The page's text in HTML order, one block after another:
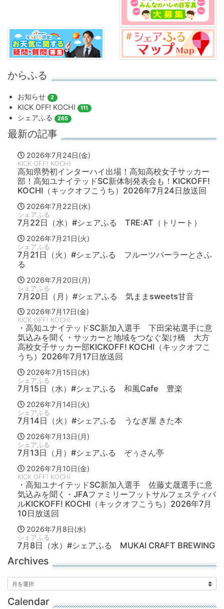
からふる
お知らせ 2
KICK OFF! KOCHI 111
シェアふる 265
最新の記事
2026年7月24日(金)
KICK OFF! KOCHI
高知県勢初インターハイ出場！高知高校女子サッカー
部！高知ユナイテッドSC新体制発表会も！KICKOFF!
KOCHI（キックオフこうち）2026年7月24日放送回
2026年7月22日(水)
シェアふる
7月22日（水）#シェアふる TRE:AT（トリート）
2026年7月21日(火)
シェアふる
7月21日（火）#シェアふる フルーツパーラーとさふ
る
2026年7月20日(月)
シェアふる
7月20日（月）#シェアふる 気ままsweets甘音
2026年7月17日(金)
KICK OFF! KOCHI
・高知ユナイテッドSC新加入選手 下田栄祐選手に意
気込みを聞く・サッカーと地域をつなぐ架け橋 大方
高校女子サッカー部KICKOFF! KOCHI（キックオフこ
うち）2026年7月17日放送回
2026年7月15日(水)
シェアふる
7月15日（水）#シェアふる 和風Cafe 豊楽
2026年7月14日(火)
シェアふる
7月14日（火）#シェアふる うなぎ屋 きた本
2026年7月13日(月)
シェアふる
7月13日（月）#シェアふる ぞぅさん亭
2026年7月10日(金)
KICK OFF! KOCHI
・高知ユナイテッドSC新加入選手 佐藤丈晟選手に意
気込みを聞く・JFAファミリーフットサルフェスティバ
ルKICKOFF! KOCHI（キックオフこうち）2026年7月
10日放送回
2026年7月8日(水)
シェアふる
7月8日（水）#シェアふる MUKAI CRAFT BREWING
Archives
Calendar